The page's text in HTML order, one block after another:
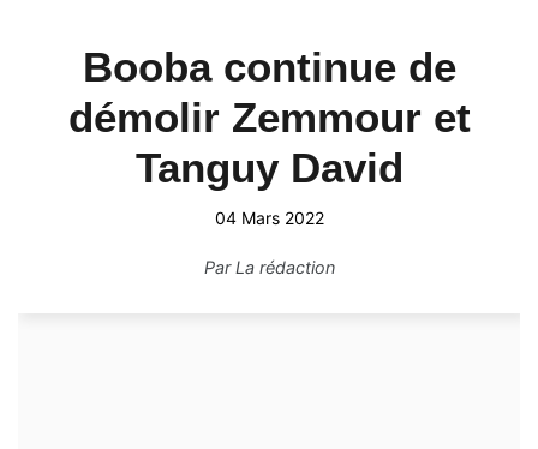
Booba continue de
démolir Zemmour et
Tanguy David
04 Mars 2022
ParLa rédaction